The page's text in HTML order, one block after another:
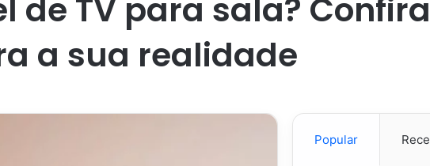
de TV para sala?
a sua realidade
Popular